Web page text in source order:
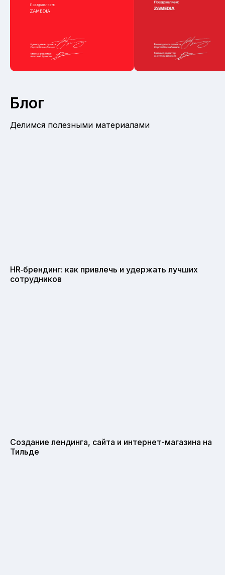
Блог
Делимся полезными материалами
HR‑брендинг: как привлечь и удержать лучших
сотрудников
Создание лендинга, сайта и интернет-магазина на
Тильде